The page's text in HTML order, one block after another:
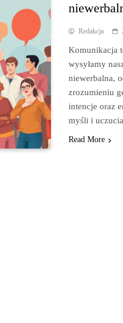
Redakcja
Komunikacja
wysyłamy
niewerbalna,
zrozumieniu
intencje oraz
myśli i
Read More